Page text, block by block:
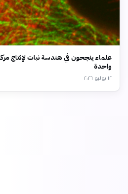
علماء ينجحون في هندسة نبات لإنتاج
واحدة
١٢ يوليو ٢٠٢٦